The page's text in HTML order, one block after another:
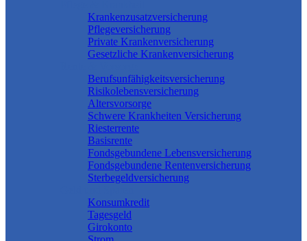
Krankenzusatzversicherung
Pflegeversicherung
Private Krankenversicherung
Gesetzliche Krankenversicherung
Berufs­unfähigkeitsversicherung
Risikolebensversicherung
Altersvorsorge
Schwere Krankheiten Versicherung
Riesterrente
Basisrente
Fondsgebundene Lebensversicherung
Fondsgebundene Rentenversicherung
Sterbegeldversicherung
Konsumkredit
Tagesgeld
Girokonto